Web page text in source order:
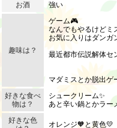
お酒
強い
趣味は？
ゲーム🎮
なんでもやるけどミ
お気に入りはダンガ
最近都市伝説解体セ
マダミスとか脱出ゲ
好きな食べ
物は？
シュークリーム✨
あと辛い鍋とかラー
好きな色
オレンジ🧡と黄色💛